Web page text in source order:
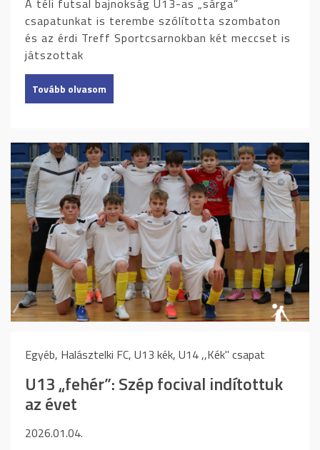
A téli futsal bajnokság U13-as „sárga”
csapatunkat is terembe szólította szombaton
és az érdi Treff Sportcsarnokban két meccset is
játszottak
Tovább olvasom
Egyéb, Halásztelki FC, U13 kék, U14 ,,Kék" csapat
U13 „fehér”: Szép focival indítottuk
az évet
2026.01.04.